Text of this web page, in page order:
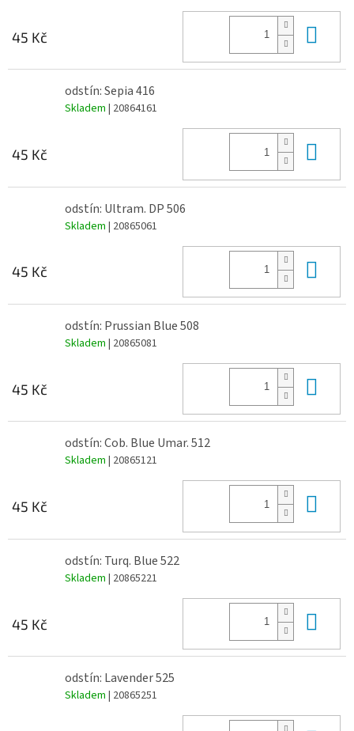
45 Kč
odstín: Sepia 416
Skladem | 20864161
45 Kč
odstín: Ultram. DP 506
Skladem | 20865061
45 Kč
odstín: Prussian Blue 508
Skladem | 20865081
45 Kč
odstín: Cob. Blue Umar. 512
Skladem | 20865121
45 Kč
odstín: Turq. Blue 522
Skladem | 20865221
45 Kč
odstín: Lavender 525
Skladem | 20865251